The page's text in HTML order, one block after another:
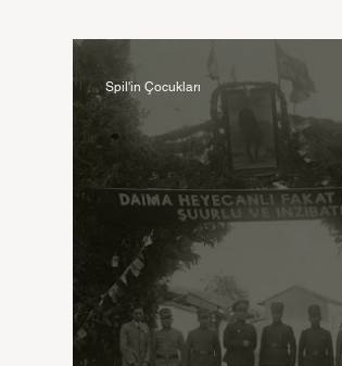
Spil'in Çocukları